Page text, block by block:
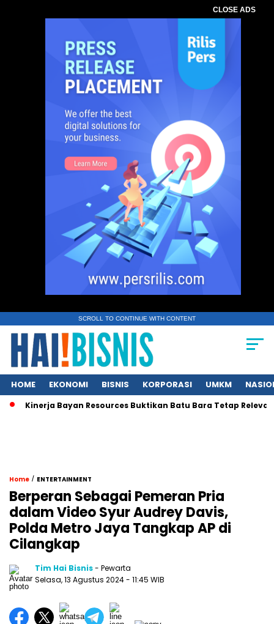
CLOSE ADS
SCROLL TO CONTINUE WITH CONTENT
HOME EKONOMI BISNIS KORPORASI UMKM
Kinerja Bayan Resources Buktikan Batu Bara Tetap Relevan
Home / ENTERTAINMENT
Berperan Sebagai Pemeran Pria
dalam Video Syur Audrey Davis,
Polda Metro Jaya Tangkap AP di
Cilangkap
Tim Hai Bisnis- Pewarta
Selasa, 13 Agustus 2024- 11:45 WIB